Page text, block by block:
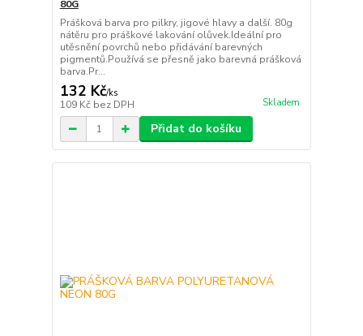
80G
Prášková barva pro pilkry, jigové hlavy a další. 80g
nátěru pro práškové lakování olůvek.Ideální pro
utěsnění povrchů nebo přidávání barevných
pigmentů.Používá se přesně jako barevná prášková
barva.Pr...
132 Kč/ks
109 Kč bez DPH Skladem
Přidat do košíku